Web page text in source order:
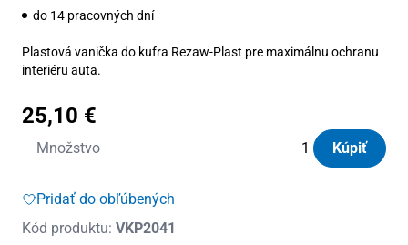
do 14 pracovných dní
Plastová vanička do kufra Rezaw-Plast pre maximálnu ochranu
interiéru auta.
25,10 €
Množstvo
množstvo
do
plastová
Kúpiť
Pridať do obľúbených
Kód produktu: VKP2041